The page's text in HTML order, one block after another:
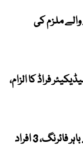
ملزم کی
فراڈ کا الزام،
امریکا: فاسٹ فوڈ ریسٹورنٹ کے باہر فائرنگ، 3 افراد